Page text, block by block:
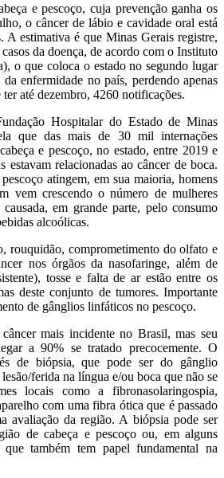
e pescoço, cuja prevenção ganha os
o câncer de lábio e cavidade oral está
A estimativa é que Minas Gerais registre,
da doença, de acordo com o Instituto
o que coloca o estado no segundo lugar
enfermidade no país, perdendo apenas
até dezembro, 4260 notificações.
Hospitalar do Estado de Minas
que das mais de 30 mil internações
e pescoço, no estado, entre 2019 e
estavam relacionadas ao câncer de boca.
atingem, em sua maioria, homens
vem crescendo o número de mulheres
em grande parte, pelo consumo
alcoólicas.
rouquidão, comprometimento do olfato e
nos órgãos da nasofaringe, além de
tosse e falta de ar estão entre os
deste conjunto de tumores. Importante
de gânglios linfáticos no pescoço.
mais incidente no Brasil, mas seu
a 90% se tratado precocemente. O
de biópsia, que pode ser do gânglio
ferida na língua e/ou boca que não se
locais como a fibronasolaringospia,
com uma fibra ótica que é passado
avaliação da região. A biópsia pode ser
de cabeça e pescoço ou, em alguns
também tem papel fundamental na